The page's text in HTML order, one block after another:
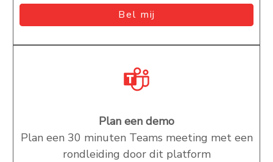
Bel mij
Plan een demo
Plan een 30 minuten Teams meeting met een
rondleiding door dit platform